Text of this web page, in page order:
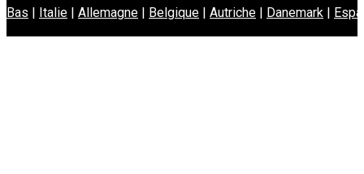
Bas | Italie | Allemagne | Belgique | Autriche | Danemark |